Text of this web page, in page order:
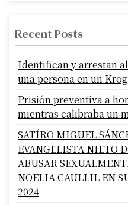
Recent Posts
Identifican y arrestan
una persona en un
Prisión preventiva a
mientras calibraba un
SATÍRO MIGUEL
EVANGELISTA NIETO
ABUSAR
NOELIA CAULLIL EN
2024